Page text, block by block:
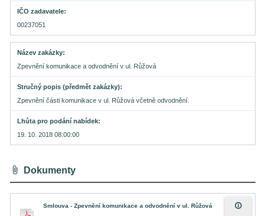
IČO zadavatele
00237051
Název zakázky
Zpevnění komunikace a odvodnění v ul. Růžová
Stručný popis (předmět zakázky)
Zpevnění části komunikace v ul. Růžová včetně odvodnění.
Lhůta pro podání nabídek
19. 10. 2018 08:00:00
attach_file Dokumenty
Smlouva - Zpevnění komunikace a odvodnění v ul. Růžová info_outline